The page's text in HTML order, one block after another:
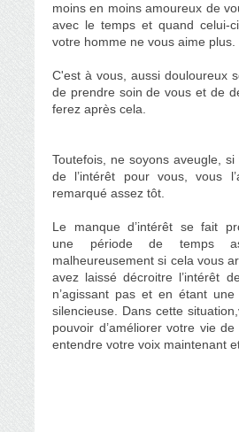
moins en moins amoureux de
avec le temps et quand celui-
votre homme ne vous aime plus.
C'est à vous, aussi douloureux
de prendre soin de vous et de
ferez après cela.
Toutefois, ne soyons aveugle,
de l’intérêt pour vous, vous
remarqué assez tôt.
Le manque d’intérêt se fait
une période de temps
malheureusement si cela vous
avez laissé décroitre l’intérêt
n’agissant pas et en étant une
silencieuse. Dans cette
pouvoir d’améliorer votre vie
entendre votre voix maintenant